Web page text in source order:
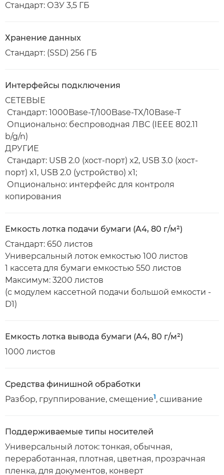
Стандарт: ОЗУ 3,5 ГБ
Хранение данных
Стандарт: (SSD) 256 ГБ
Интерфейсы подключения
СЕТЕВЫЕ
Стандарт: 1000Base-T/100Base-TX/10Base-T
Опционально: беспроводная ЛВС (IEEE 802.11
b/g/n)
ДРУГИЕ
Стандарт: USB 2.0 (хост-порт) x2, USB 3.0 (хост-
порт) x1, USB 2.0 (устройство) x1;
Опционально: интерфейс для контроля
копирования
Емкость лотка подачи бумаги (A4, 80 г/м²)
Стандарт: 650 листов
Универсальный лоток емкостью 100 листов
1 кассета для бумаги емкостью 550 листов
Максимум: 3200 листов
(с модулем кассетной подачи большой емкости -
D1)
Емкость лотка вывода бумаги (A4, 80 г/м²)
1000 листов
Средства финишной обработки
Разбор, группирование, смещение1, сшивание
Поддерживаемые типы носителей
Универсальный лоток: тонкая, обычная,
переработанная, плотная, цветная, прозрачная
пленка, для документов, конверт